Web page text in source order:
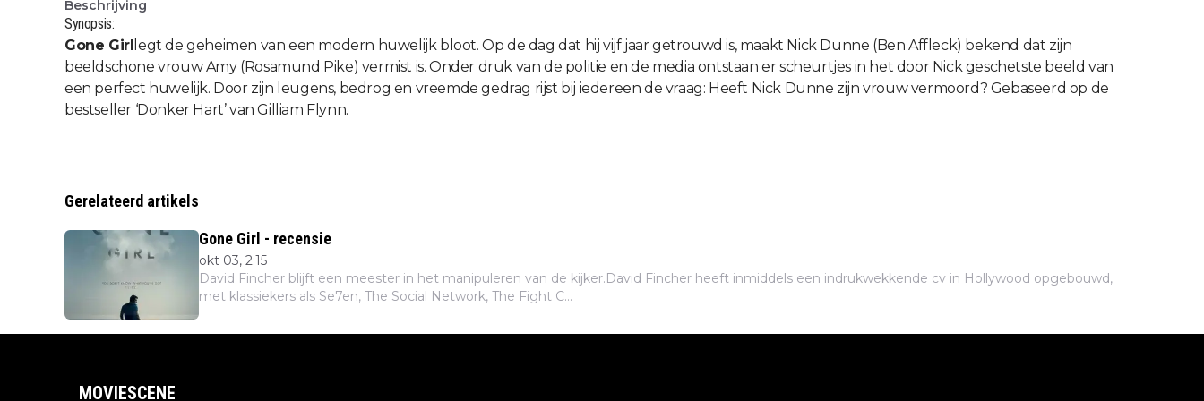
Beschrijving
Synopsis:
Gone Girl legt de geheimen van een modern huwelijk bloot. Op de dag dat hij vijf jaar getrouwd is, maakt Nick Dunne (Ben Affleck) bekend dat zijn
beeldschone vrouw Amy (Rosamund Pike) vermist is. Onder druk van de politie en de media ontstaan er scheurtjes in het door Nick geschetste beeld van
een perfect huwelijk. Door zijn leugens, bedrog en vreemde gedrag rijst bij iedereen de vraag: Heeft Nick Dunne zijn vrouw vermoord? Gebaseerd op de
bestseller ‘Donker Hart’ van Gilliam Flynn.
Gerelateerd artikels
Gone Girl - recensie
okt 03, 2:15
David Fincher blijft een meester in het manipuleren van de kijker.David Fincher heeft inmiddels een indrukwekkende cv in Hollywood opgebouwd,
met klassiekers als Se7en, The Social Network, The Fight C...
MOVIESCENE